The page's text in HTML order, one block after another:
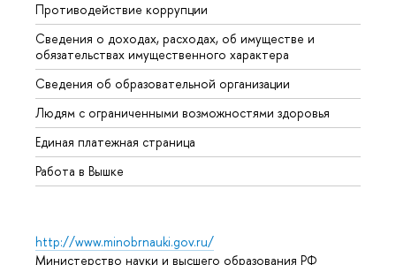
Противодействие коррупции
Сведения о доходах, расходах, об имуществе и
обязательствах имущественного характера
Сведения об образовательной организации
Людям с ограниченными возможностями здоровья
Единая платежная страница
Работа в Вышке
http://www.minobrnauki.gov.ru/
Министерство науки и высшего образования РФ